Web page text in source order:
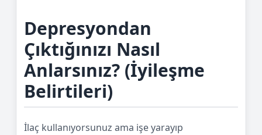
Depresyondan
Çıktığınızı Nasıl
Anlarsınız? (İyileşme
Belirtileri)
İlaç kullanıyorsunuz ama işe yarayıp